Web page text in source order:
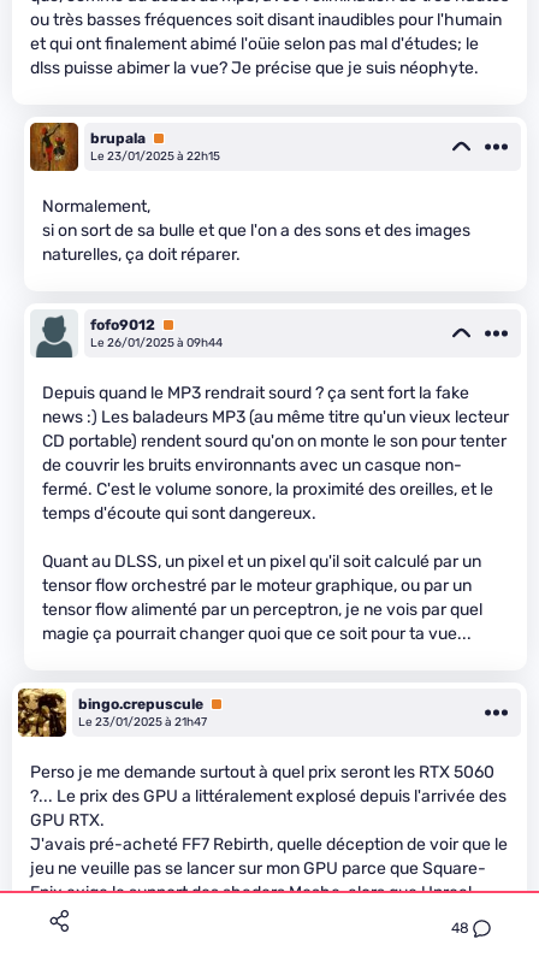
48
ou très basses fréquences soit disant inaudibles pour l'humain
et qui ont finalement abimé l'oüie selon pas mal d'études; le
dlss puisse abimer la vue? Je précise que je suis néophyte.
brupala Premium
Le 23/01/2025 à 22h15
Normalement,
si on sort de sa bulle et que l'on a des sons et des images
naturelles, ça doit réparer.
fofo9012 Premium
Le 26/01/2025 à 09h44
Depuis quand le MP3 rendrait sourd ? ça sent fort la fake
news :) Les baladeurs MP3 (au même titre qu'un vieux lecteur
CD portable) rendent sourd qu'on on monte le son pour tenter
de couvrir les bruits environnants avec un casque non-
fermé. C'est le volume sonore, la proximité des oreilles, et le
temps d'écoute qui sont dangereux.
Quant au DLSS, un pixel et un pixel qu'il soit calculé par un
tensor flow orchestré par le moteur graphique, ou par un
tensor flow alimenté par un perceptron, je ne vois par quel
magie ça pourrait changer quoi que ce soit pour ta vue...
bingo.crepuscule Premium
Le 23/01/2025 à 21h47
Perso je me demande surtout à quel prix seront les RTX 5060
?... Le prix des GPU a littéralement explosé depuis l'arrivée des
GPU RTX.
J'avais pré-acheté FF7 Rebirth, quelle déception de voir que le
jeu ne veuille pas se lancer sur mon GPU parce que Square-
Enix exige le support des shaders Meshe, alors que Unreal
Engine n'en fait pas un prérequis ! Le nombre de déçus est